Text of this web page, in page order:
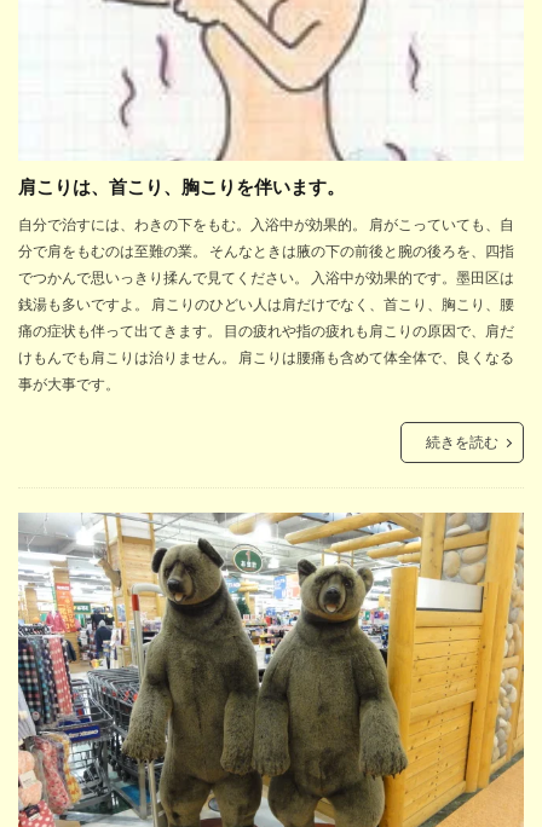
肩こりは、首こり、胸こりを伴います。
自分で治すには、わきの下をもむ。入浴中が効果的。 肩がこっていても、自
分で肩をもむのは至難の業。 そんなときは腋の下の前後と腕の後ろを、四指
でつかんで思いっきり揉んで見てください。 入浴中が効果的です。墨田区は
銭湯も多いですよ。 肩こりのひどい人は肩だけでなく、首こり、胸こり、腰
痛の症状も伴って出てきます。 目の疲れや指の疲れも肩こりの原因で、肩だ
けもんでも肩こりは治りません。 肩こりは腰痛も含めて体全体で、良くなる
事が大事です。
続きを読む